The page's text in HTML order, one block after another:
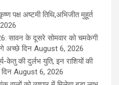
पक्ष अष्टमी तिथि,अभिजीत मुहूर्त
सावन के दूसरे सोमवार को चमकेगी
अच्छे दिन August 6, 2026
केतु की दुर्लभ युति, इन राशियों की
August 6, 2026